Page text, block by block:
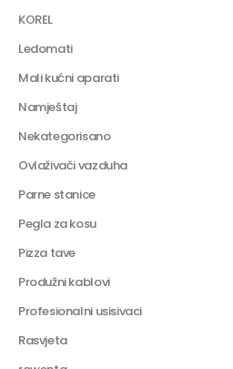
KOREL
Ledomati
Mali kućni aparati
Namještaj
Nekategorisano
Ovlaživači vazduha
Parne stanice
Pegla za kosu
Pizza tave
Produžni kablovi
Profesionalni usisivaci
Rasvjeta